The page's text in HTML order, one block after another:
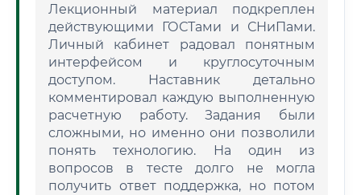
Лекционный материал подкреплен
действующими ГОСТами и СНиПами.
Личный кабинет радовал понятным
интерфейсом и круглосуточным
доступом. Наставник детально
комментировал каждую выполненную
расчетную работу. Задания были
сложными, но именно они позволили
понять технологию. На один из
вопросов в тесте долго не могла
получить ответ поддержка, но потом